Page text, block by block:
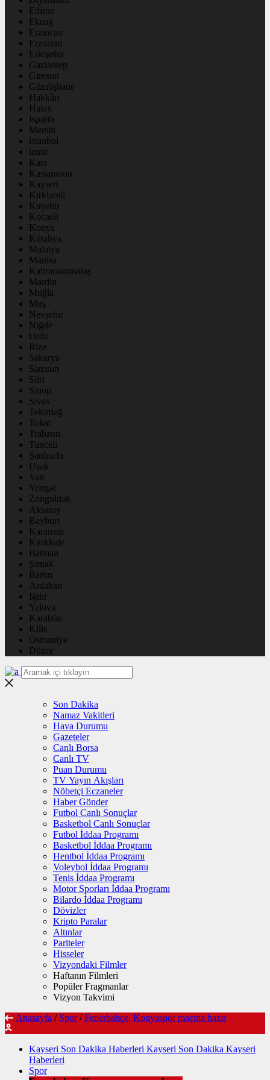
Edirne
Elazığ
Erzincan
Erzurum
Eskişehir
Gaziantep
Giresun
Gümüşhane
Hakkâri
Hatay
Isparta
Mersin
istanbul
izmir
Kars
Kastamonu
Kayseri
Kırklareli
Kırşehir
Kocaeli
Konya
Kütahya
Malatya
Manisa
Kahramanmaraş
Mardin
Muğla
Muş
Nevşehir
Niğde
Ordu
Rize
Sakarya
Samsun
Siirt
Sinop
Sivas
Tekirdağ
Tokat
Trabzon
Tunceli
Şanlıurfa
Uşak
Van
Yozgat
Zonguldak
Aksaray
Bayburt
Karaman
Kırıkkale
Batman
Şırnak
Bartın
Ardahan
Iğdır
Yalova
Karabük
Kilis
Osmaniye
Düzce
Son Dakika
Namaz Vakitleri
Hava Durumu
Gazeteler
Canlı Borsa
Canlı TV
Puan Durumu
TV Yayın Akışları
Nöbetçi Eczaneler
Haber Gönder
Futbol Canlı Sonuçlar
Basketbol Canlı Sonuçlar
Futbol İddaa Programı
Basketbol İddaa Programı
Hentbol İddaa Programı
Voleybol İddaa Programı
Tenis İddaa Programı
Motor Sporları İddaa Programı
Bilardo İddaa Programı
Dövizler
Kripto Paralar
Altınlar
Pariteler
Hisseler
Vizyondaki Filmler
Haftanın Filmleri
Popüler Fragmanlar
Vizyon Takvimi
Anasayfa / Spor / Fenerbahçe, Konyaspor maçına hazır
Kayseri Son Dakika Haberleri Kayseri Son Dakika Kayseri
Haberleri
Spor